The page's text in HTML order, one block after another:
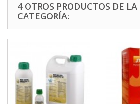
4 OTROS PRODUCTOS DE
CATEGORÍA: